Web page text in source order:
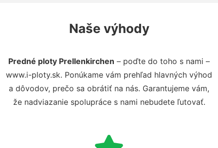
Naše výhody
Predné ploty Prellenkirchen – poďte do toho s nami –
www.i-ploty.sk. Ponúkame vám prehľad hlavných výhod
a dôvodov, prečo sa obrátiť na nás. Garantujeme vám,
že nadviazanie spolupráce s nami nebudete ľutovať.